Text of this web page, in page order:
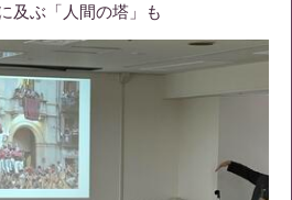
及ぶ「人間の塔」も